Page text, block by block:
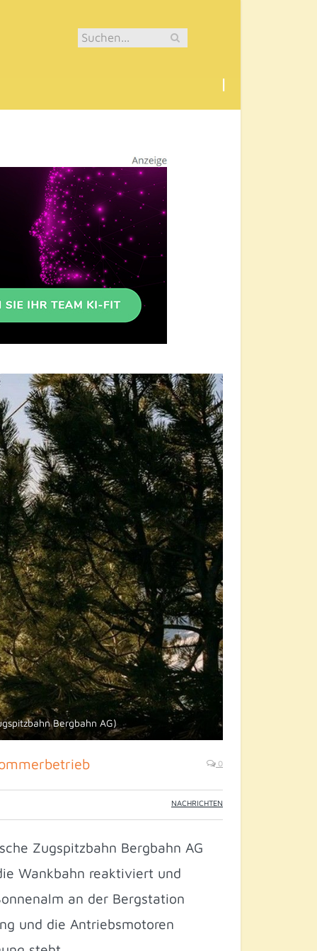
Bergbahn AG)
0
NACHRICHTEN
Zugspitzbahn Bergbahn AG
Wankbahn reaktiviert und
an der Bergstation
und die Antriebsmotoren